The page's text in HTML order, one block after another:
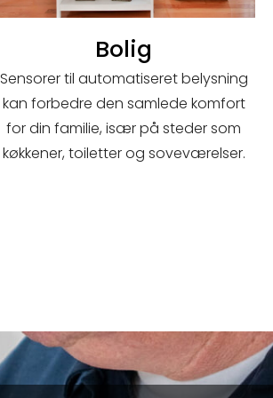
Bolig
Sensorer til automatiseret belysning
kan forbedre den samlede komfort
for din familie, især på steder som
køkkener, toiletter og soveværelser.